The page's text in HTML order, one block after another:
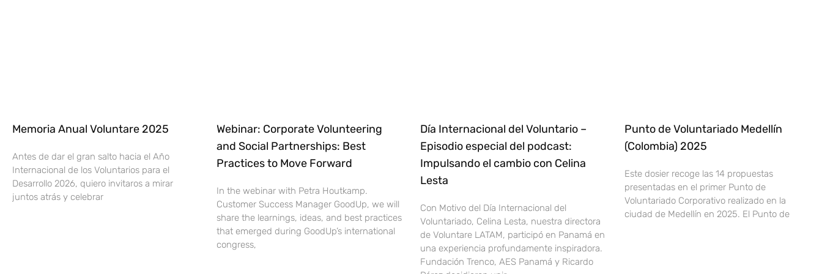
Memoria Anual Voluntare 2025
Antes de dar el gran salto hacia el Año
Internacional de los Voluntarios para el
Desarrollo 2026, quiero invitaros a mirar
juntos atrás y celebrar
Webinar: Corporate Volunteering
and Social Partnerships: Best
Practices to Move Forward
In the webinar with Petra Houtkamp.
Customer Success Manager GoodUp, we will
share the learnings, ideas, and best practices
that emerged during GoodUp’s international
congress,
Día Internacional del Voluntario –
Episodio especial del podcast:
Impulsando el cambio con Celina
Lesta
Con Motivo del Día Internacional del
Voluntariado, Celina Lesta, nuestra directora
de Voluntare LATAM, participó en Panamá en
una experiencia profundamente inspiradora.
Fundación Trenco, AES Panamá y Ricardo
Punto de Voluntariado Medellín
(Colombia) 2025
Este dosier recoge las 14 propuestas
presentadas en el primer Punto de
Voluntariado Corporativo realizado en la
ciudad de Medellín en 2025. El Punto de